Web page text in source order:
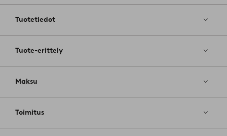
Tuotetiedot
Tuote-erittely
Maksu
Toimitus